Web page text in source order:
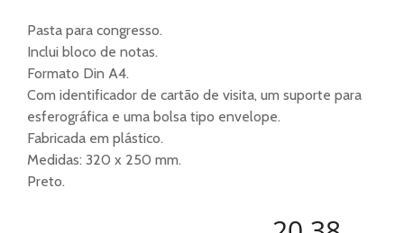
Pasta para congresso.
Inclui bloco de notas.
Formato Din A4.
Com identificador de cartão de visita, um suporte para
esferográfica e uma bolsa tipo envelope.
Fabricada em plástico.
Medidas: 320 x 250 mm.
Preto.